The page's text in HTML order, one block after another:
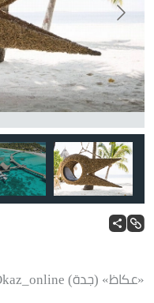
«عكاظ» (جدة) Okaz_online@